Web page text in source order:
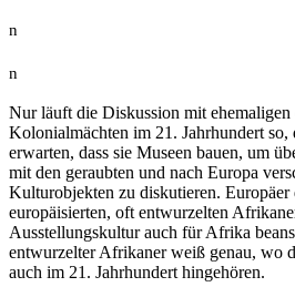
n
n
Nur läuft die Diskussion mit ehemaligen
Kolonialmächten im 21. Jahrhundert so,
erwarten, dass sie Museen bauen, um
mit den geraubten und nach Europa
Kulturobjekten zu diskutieren.
europäisierten, oft entwurzelten
Ausstellungskultur auch für Afrika
entwurzelter Afrikaner weiß genau, wo
auch im 21. Jahrhundert hingehören.